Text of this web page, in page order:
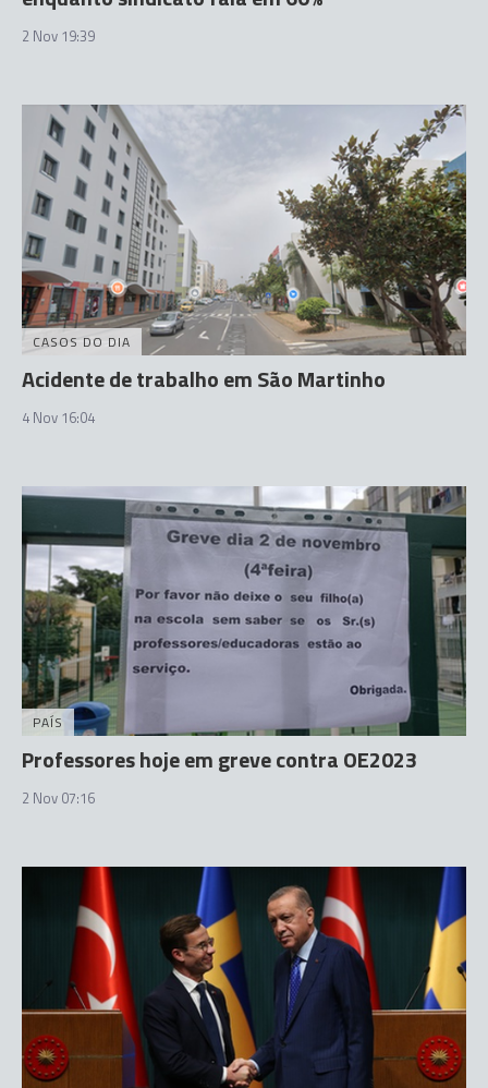
2 Nov 19:39
CASOS DO DIA
Acidente de trabalho em São Martinho
4 Nov 16:04
PAÍS
Professores hoje em greve contra OE2023
2 Nov 07:16